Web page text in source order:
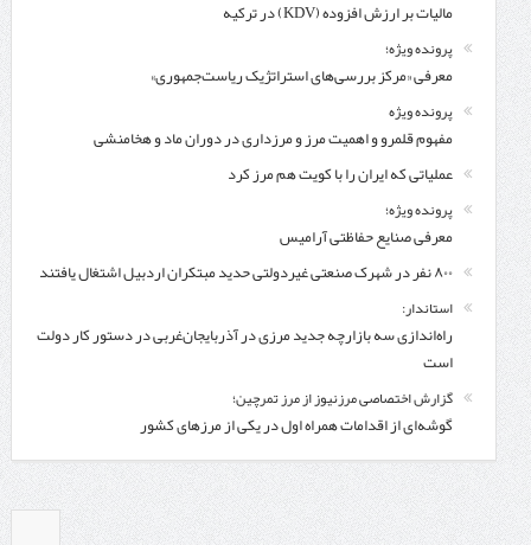
مالیات بر ارزش افزوده (KDV) در ترکیه
پرونده ویژه؛
معرفی «مرکز بررسی‌های استراتژیک ریاست‌جمهوری»
پرونده ویژه
مفهوم قلمرو و اهمیت مرز و مرزداری در دوران ماد و هخامنشی
عملیاتی که ایران را با کویت هم مرز کرد
پرونده ویژه؛
معرفی صنایع حفاظتی آرامیس
۸۰۰ نفر در شهرک صنعتی غیردولتی حدید مبتکران اردبیل اشتغال یافتند
استاندار:
راه‌اندازی سه بازارچه جدید مرزی در آذربایجان‌غربی در دستور کار دولت
است
گزارش اختصاصی مرزنیوز از مرز تمرچین؛
گوشه‌ای از اقدامات همراه اول در یکی از مرزهای کشور